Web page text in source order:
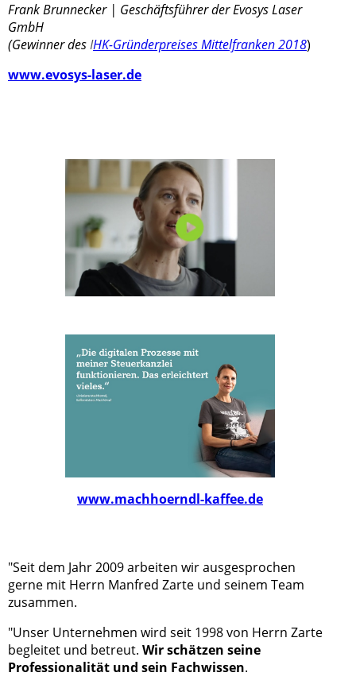
Frank Brunnecker | Geschäftsführer der Evosys Laser
GmbH
(Gewinner desIHK-Gründerpreises Mittelfranken 2018)
www.evosys-laser.de
www.machhoerndl-kaffee.de
"Seit dem Jahr 2009 arbeiten wir ausgesprochen
gerne mit Herrn Manfred Zarte und seinem Team
zusammen.
"Unser Unternehmen wird seit 1998 von Herrn Zarte
begleitet und betreut. Wir schätzen seine
Professionalität und sein Fachwissen.